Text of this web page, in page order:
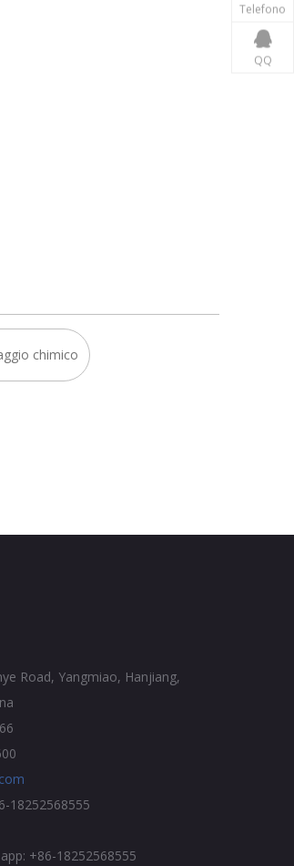
chimico
Telefono
QQ
Road, Yangmiao, Hanjiang,
18252568555
+86-18252568555